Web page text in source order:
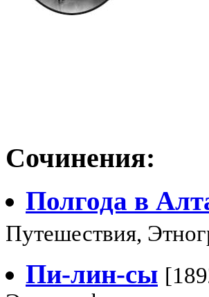
Сочинения:
Полгода в
Путешествия,
Пи-лин-сы